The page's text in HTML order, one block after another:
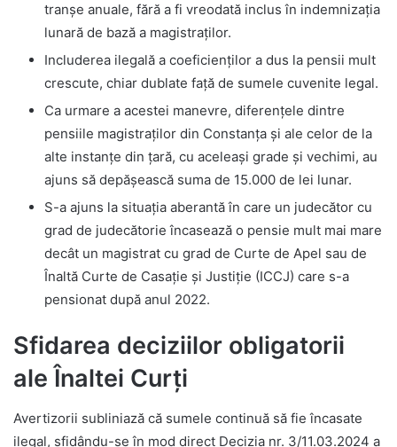
tranșe anuale, fără a fi vreodată inclus în indemnizația
lunară de bază a magistraților.
Includerea ilegală a coeficienților a dus la pensii mult
crescute, chiar dublate față de sumele cuvenite legal.
Ca urmare a acestei manevre, diferențele dintre
pensiile magistraților din Constanța și ale celor de la
alte instanțe din țară, cu aceleași grade și vechimi, au
ajuns să depășească suma de 15.000 de lei lunar.
S-a ajuns la situația aberantă în care un judecător cu
grad de judecătorie încasează o pensie mult mai mare
decât un magistrat cu grad de Curte de Apel sau de
Înaltă Curte de Casație și Justiție (ICCJ) care s-a
pensionat după anul 2022.
Sfidarea deciziilor obligatorii
ale Înaltei Curți
Avertizorii subliniază că sumele continuă să fie încasate
ilegal, sfidându-se în mod direct Decizia nr. 3/11.03.2024 a